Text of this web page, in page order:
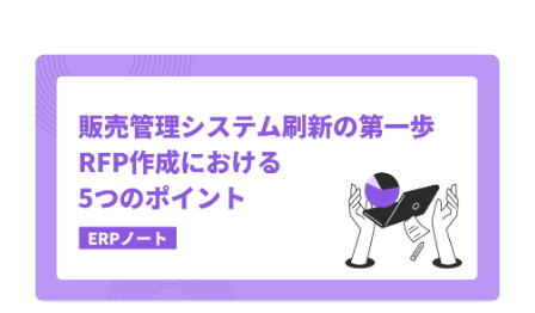
債権管理
債務管理
手形管理
人事・給与 PROACTIVE People
販売管理 PROACTIVE Sales
生産管理 PROACTIVE Production
業界特化型オファリング
よくあるご質問
コラム
特集記事